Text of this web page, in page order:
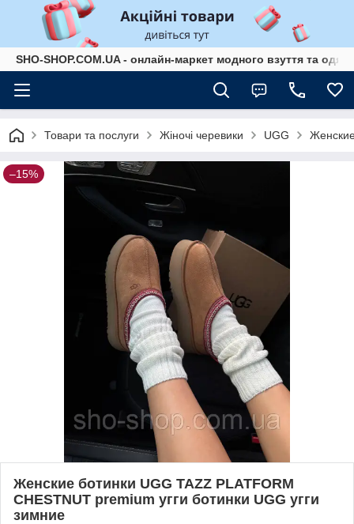
SHO-SHOP.COM.UA - онлайн-маркет модного взуття та
Товари та послуги Жіночі черевики UGG
–15%
Женские ботинки UGG TAZZ PLATFORM
CHESTNUT premium угги ботинки UGG угги
зимние